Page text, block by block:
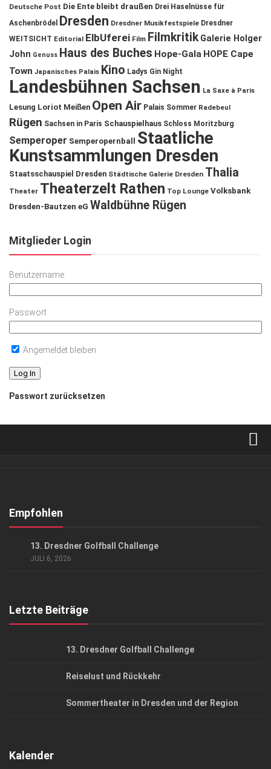
Deutsche Post Die Ente bleibt draußen Drei Haselnüsse für
Aschenbrödel
Dresden Dresdner Musikfestspiele Dresdner
WEITSICHT Editorial ElbUferei Film Filmkritik Galerie Holger
John Genuss Haus des Buches Hope-Gala HOPE Cape
Town Japanisches Palais Kino Ladys Gin Night
Landesbühnen Sachsen La Saxe à Paris
Lesung Loriot Meißen Open Air Palais Sommer Radebeul
Rügen Sachsen in Paris Schauspielhaus Schloss Moritzburg
Semperoper Semperopernball
Staatliche
Kunstsammlungen Dresden
Staatsschauspiel Dresden Städtische Galerie Dresden Thalia
Theater Theaterzelt Rathen Top Lounge Volksbank
Dresden-Bautzen eG Waldbühne Rügen
Mitglieder Login
Benutzername
Passwort
Angemeldet bleiben
Passwort zurücksetzen
Kontakt, Impressum
Empfohlen
13. Dresdner Golfball Challenge
JULI 6, 2026
Letzte Beiträge
13. Dresdner Golfball Challenge
Reiselust und Rückkehr
Sommertheater in Dresden und der Region
Kalender